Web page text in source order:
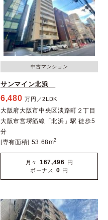
中古マンション
サンマイン北浜
6,480 万円／2LDK
大阪府大阪市中央区淡路町２丁目
大阪市営堺筋線「北浜」駅 徒歩5
分
[専有面積] 53.68m2
月々 167,496 円
ボーナス
0 円